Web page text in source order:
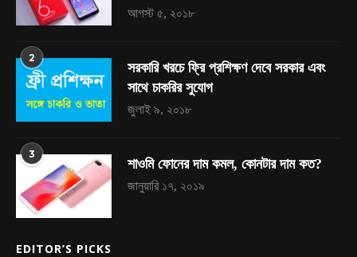
আগস্ট ৫, ২০১৮
2
সরকারি খরচে ফ্রি প্রশিক্ষণ দেবে সরকার এবং
সাথে চাকরির সুযোগ
জুলাই ৯, ২০১৮
3
শাওমি ফোনের দাম কমল, কোনটার দাম কত?
জানুয়ারি ১৭, ২০১৯
EDITOR’S PICKS